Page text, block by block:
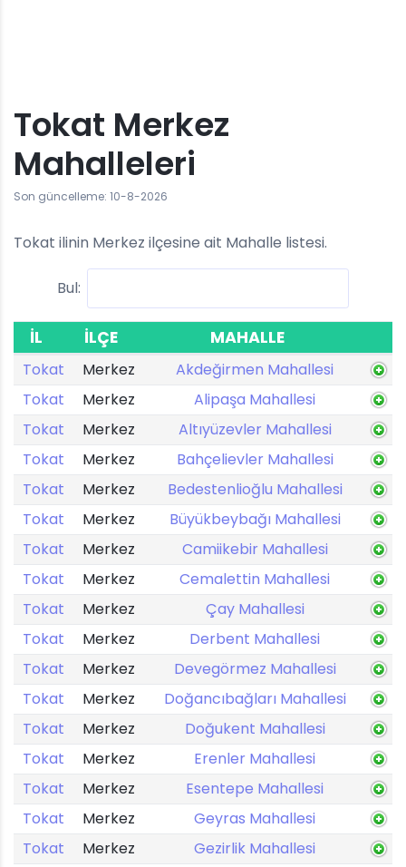
Tokat Merkez
Mahalleleri
Son güncelleme: 10-8-2026
Tokat ilinin Merkez ilçesine ait Mahalle listesi.
Bul:
İL İLÇE MAHALLE
Tokat Merkez
Akdeğirmen Mahallesi
Tokat
Merkez
Alipaşa Mahallesi
Tokat
Merkez
Altıyüzevler Mahallesi
Tokat
Merkez
Bahçelievler Mahallesi
Tokat
Merkez
Bedestenlioğlu Mahallesi
Tokat
Merkez
Büyükbeybağı Mahallesi
Tokat
Merkez
Camiikebir Mahallesi
Tokat
Merkez
Cemalettin Mahallesi
Tokat
Merkez
Çay Mahallesi
Tokat
Merkez
Derbent Mahallesi
Tokat
Merkez
Devegörmez Mahallesi
Tokat
Merkez
Doğancıbağları Mahallesi
Tokat
Merkez
Doğukent Mahallesi
Tokat
Merkez
Erenler Mahallesi
Tokat
Merkez
Esentepe Mahallesi
Tokat
Merkez
Geyras Mahallesi
Tokat
Merkez
Gezirlik Mahallesi